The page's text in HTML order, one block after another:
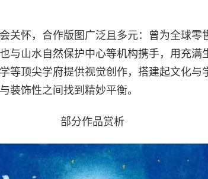
关怀，合作版图广泛且多元：曾为全球零
与山水自然保护中心等机构携手，用充满
等顶尖学府提供视觉创作，搭建起文化与
装饰性之间找到精妙平衡。
部分作品赏析